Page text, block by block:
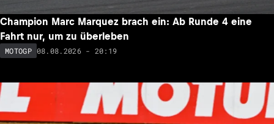
Champion Marc Marquez brach ein: Ab Runde 4 eine
Fahrt nur, um zu überleben
MOTOGP 08.08.2026 - 20:19